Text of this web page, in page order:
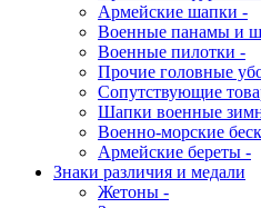
Армейские шапки -
Военные панамы и
Военные пилотки -
Прочие головные
Сопутствующие
Шапки военные
Военно-морские
Армейские береты -
Знаки различия и медали
Жетоны -